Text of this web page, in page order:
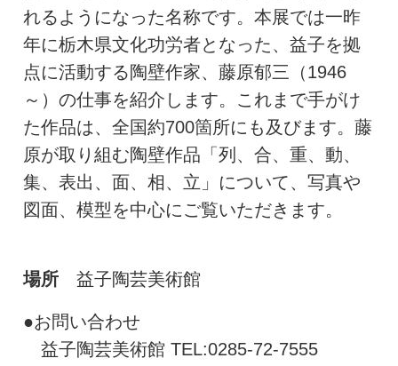
れるようになった名称です。本展では一昨
年に栃木県文化功労者となった、益子を拠
点に活動する陶壁作家、藤原郁三（1946
～）の仕事を紹介します。これまで手がけ
た作品は、全国約700箇所にも及びます。藤
原が取り組む陶壁作品「列、合、重、動、
集、表出、面、相、立」について、写真や
図面、模型を中心にご覧いただきます。
場所益子陶芸美術館
●お問い合わせ
益子陶芸美術館 TEL:0285-72-7555